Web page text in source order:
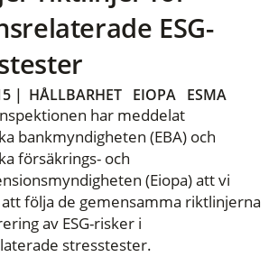
ESG-
| HÅLLBARHET EIOPA ESMA
har meddelat
bankmyndigheten (EBA) och
försäkrings- och
(Eiopa) att vi
följa de gemensamma riktlinjerna
av ESG-risker i
stresstester.